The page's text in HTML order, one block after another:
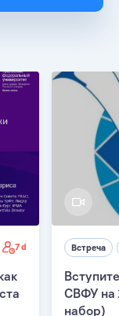
7 d Встреча
СВФУ на
набор)